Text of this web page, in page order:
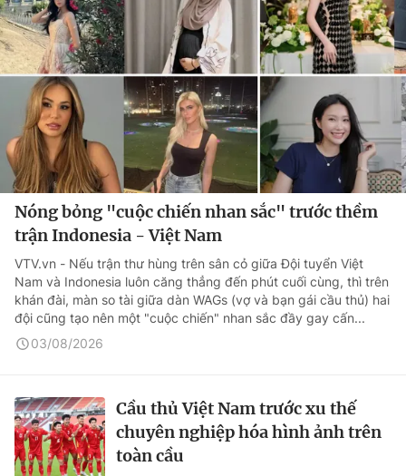
Nóng bỏng "cuộc chiến nhan sắc" trước thềm
trận Indonesia - Việt Nam
VTV.vn - Nếu trận thư hùng trên sân cỏ giữa Đội tuyển Việt
Nam và Indonesia luôn căng thẳng đến phút cuối cùng, thì trên
khán đài, màn so tài giữa dàn WAGs (vợ và bạn gái cầu thủ) hai
đội cũng tạo nên một "cuộc chiến" nhan sắc đầy gay cấn...
03/08/2026
Cầu thủ Việt Nam trước xu thế
chuyên nghiệp hóa hình ảnh trên
toàn cầu